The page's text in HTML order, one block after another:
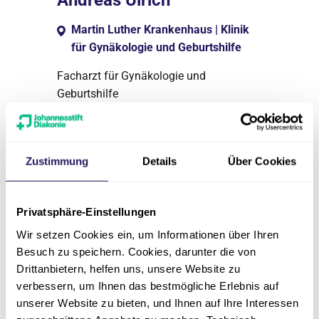
Zustimmung Details Über Cookies
Privatsphäre-Einstellungen
Wir setzen Cookies ein, um Informationen über Ihren
Besuch zu speichern. Cookies, darunter die von
Drittanbietern, helfen uns, unsere Website zu
verbessern, um Ihnen das bestmögliche Erlebnis auf
unserer Website zu bieten, und Ihnen auf Ihre Interessen
Martin Luther Krankenhaus | Klinik
für Gynäkologie und Geburtshilfe
Facharzt für Gynäkologie und
Geburtshilfe
Schwerpunktinhaber: Gynäkologische
Onkologie, Gynäkologische
Reproduktionsmedizin
MIC III
gynaekologie.martin-
luther(at)jsd.de
030 8955-3366